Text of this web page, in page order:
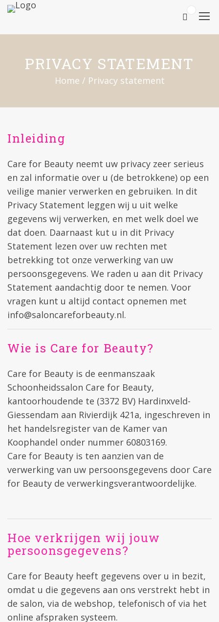
PRIVACY STATEMENT
Home / Privacy statement
Inleiding
Care for Beauty neemt uw privacy zeer serieus
en zal informatie over u (de betrokkene) op een
veilige manier verwerken en gebruiken. In dit
Privacy Statement leggen wij u uit welke
gegevens wij verwerken, en met welk doel we
dat doen. Daarnaast kut u in dit Privacy
Statement lezen over uw rechten met
betrekking tot onze verwerking van uw
persoonsgegevens. We raden u aan dit Privacy
Statement aandachtig door te nemen. Voor
vragen kunt u altijd contact opnemen met
info@saloncareforbeauty.nl.
Wie is Care for Beauty?
Care for Beauty is de eenmanszaak
Schoonheidssalon Care for Beauty,
kantoorhoudende te (3372 BV) Hardinxveld-
Giessendam aan Rivierdijk 421a, ingeschreven in
het handelsregister van de Kamer van
Koophandel onder nummer 60803169.
Care for Beauty is ten aanzien van de
verwerking van uw persoonsgegevens door Care
for Beauty de verwerkingsverantwoordelijke.
Hoe verkrijgen wij jouw
persoonsgegevens?
Care for Beauty heeft gegevens over u in bezit,
omdat u die gegevens aan ons verstrekt hebt in
de salon, via de webshop, telefonisch of via het
online afspraken systeem.